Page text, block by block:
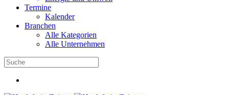
Termine
Kalender
Branchen
Alle Kategorien
Alle Unternehmen